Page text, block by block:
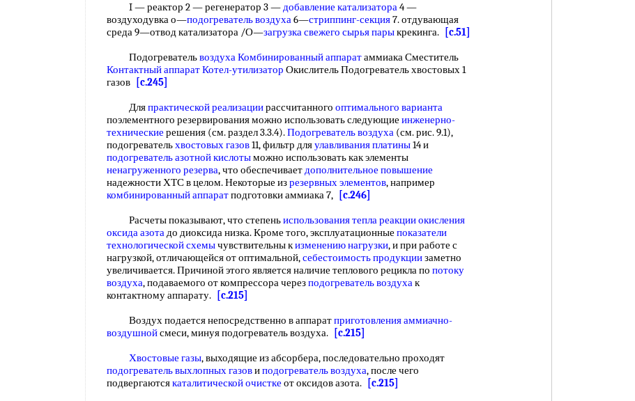
I — реактор 2 — регенератор 3 —добавление катализатора4 —
воздуходувка о—подогреватель воздуха6—стриппинг-секция7. отдувающая
среда 9—отвод катализатора /О—загрузка свежего сырья парыкрекинга.
[c.51]
Подогревательвоздуха Комбинированный аппаратаммиака Сместитель
Контактный аппаратКотел-утилизатор Окислитель Подогреватель хвостовых 1
газов
[c.245]
Дляпрактической реализациирассчитанного оптимального варианта
поэлементного резервирования можно использовать следующие инженерно-
технические решения (см. раздел 3.3.4).Подогреватель воздуха (см. рис. 9.1),
подогревательхвостовых газов11, фильтр дляулавливания платины14 и
подогреватель азотной кислотыможно использовать как элементы
ненагруженного резерва, что обеспечиваетдополнительное повышение
надежности ХТС в целом. Некоторые изрезервных элементов, например
комбинированный аппаратподготовки аммиака 7,
[c.246]
Расчеты показывают, что степеньиспользования тепла реакцииокисления
оксида азотадо диоксида низка. Кроме того, эксплуатационные показатели
технологической схемычувствительны кизменению нагрузки, и при работе с
нагрузкой, отличающейся от оптимальной,себестоимость продукциизаметно
увеличивается. Причиной этого является наличие теплового рецикла по потоку
воздуха, подаваемого от компрессора черезподогреватель воздухак
контактному аппарату.
[c.215]
Воздух подается непосредственно в аппаратприготовления аммиачно-
воздушнойсмеси, минуя подогреватель воздуха.
[c.215]
Хвостовые газы, выходящие из абсорбера, последовательно проходят
подогреватель выхлопных газовиподогреватель воздуха, после чего
подвергаютсякаталитической очистке от оксидов азота.
[c.215]